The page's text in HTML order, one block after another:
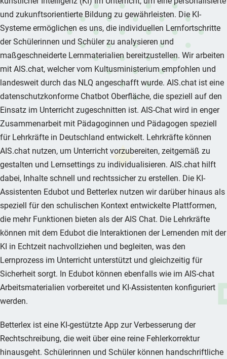
und zukunftsorientierte Bildung zu gewährleisten. Die KI-
Systeme ermöglichen es uns, die individuellen Lernfortschritte
der Schülerinnen und Schüler zu analysieren und
maßgeschneiderte Lernmaterialien bereitzustellen. Wir arbeiten
mit AIS.chat, welcher vom Kultusministerium empfohlen und
landesweit durch das NLQ angeschafft wurde. AIS.chat ist eine
datenschutzkonforme Chatbot Oberfläche, die speziell auf den
Einsatz im Unterricht zugeschnitten ist. AIS-Chat wird in enger
Zusammenarbeit mit Pädagoginnen und Pädagogen speziell
für Lehrkräfte in Deutschland entwickelt. Lehrkräfte können
AIS.chat nutzen, um Unterricht vorzubereiten, zeitgemäß zu
gestalten und Lernsettings zu individualisieren. AIS.chat hilft
dabei, Inhalte schnell und rechtssicher zu erstellen. Die KI-
Assistenten Edubot und Betterlex nutzen wir darüber hinaus als
speziell für den schulischen Kontext entwickelte Plattformen,
die mehr Funktionen bieten als der AIS Chat. Die Lehrkräfte
können mit dem Edubot die Interaktionen der Lernenden mit der
KI in Echtzeit nachvollziehen und begleiten, was den
Lernprozess im Unterricht unterstützt und gleichzeitig für
Sicherheit sorgt. In Edubot können ebenfalls wie im AIS-chat
Arbeitsmaterialien vorbereitet und KI-Assistenten konfiguriert
werden.
Betterlex ist eine KI-gestützte App zur Verbesserung der
Rechtschreibung, die weit über eine reine Fehlerkorrektur
hinausgeht. Schülerinnen und Schüler können handschriftliche